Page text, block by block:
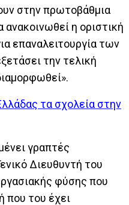
στην πρωτοβάθμια
η οριστική
επαναλειτουργία των
την τελική
τα σχολεία στην
γραπτές
Διευθυντή του
φύσης που
που του έχει